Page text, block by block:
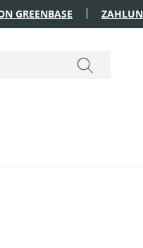
GREENBASE